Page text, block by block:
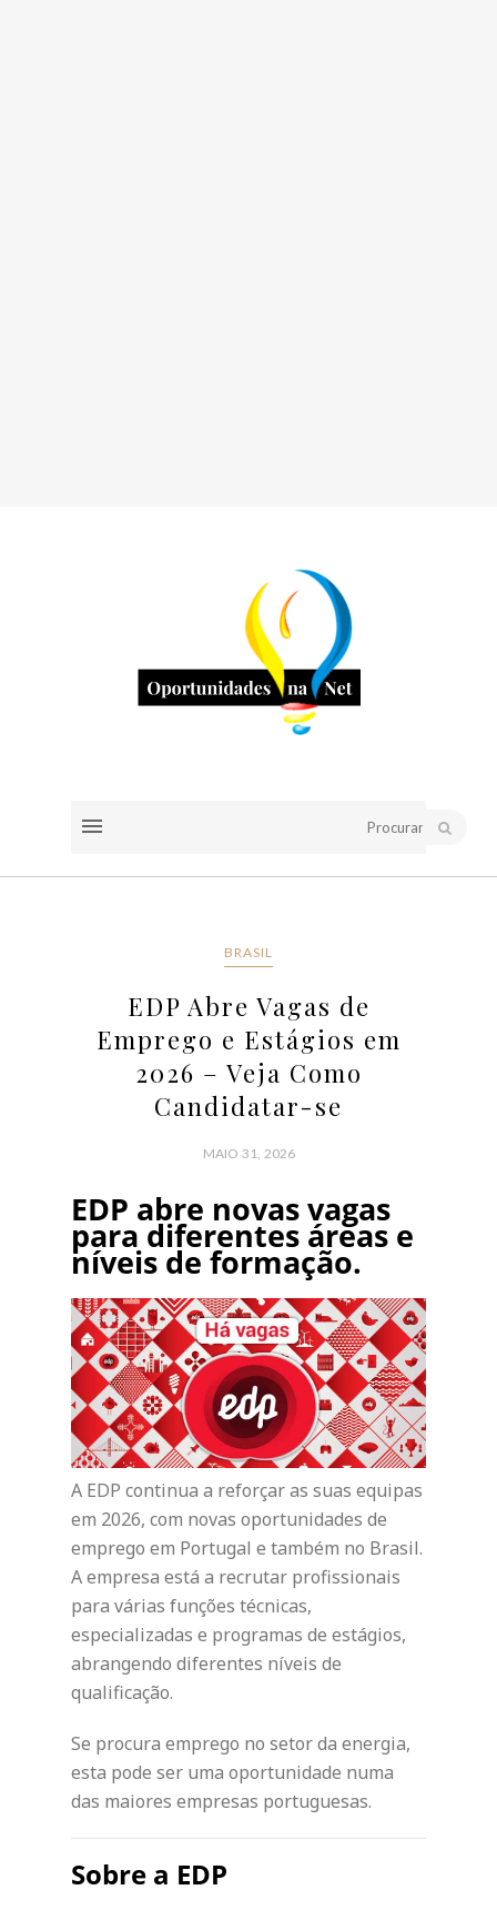
BRASIL
EDP Abre Vagas de
Emprego e Estágios em
2026 – Veja Como
Candidatar-se
MAIO 31, 2026
EDP abre novas vagas
para diferentes áreas e
níveis de formação.
A EDP continua a reforçar as suas equipas
em 2026, com novas oportunidades de
emprego em Portugal e também no Brasil.
A empresa está a recrutar profissionais
para várias funções técnicas,
especializadas e programas de estágios,
abrangendo diferentes níveis de
qualificação.
Se procura emprego no setor da energia,
esta pode ser uma oportunidade numa
das maiores empresas portuguesas.
Sobre a EDP